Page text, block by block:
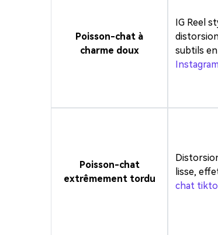
Poisson-chat à
charme doux
IG Reel
subtils
Poisson-chat
extrêmement tordu
lisse,
chat